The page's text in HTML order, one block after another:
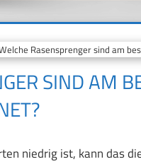
Rasensprenger sind am
SIND AM
niedrig ist, kann das